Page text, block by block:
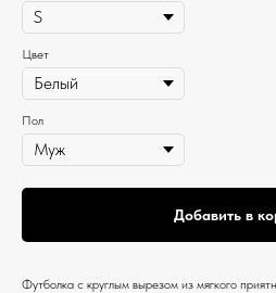
Цвет
Пол
Добавить в
Футболка c круглым вырезом из мягкого